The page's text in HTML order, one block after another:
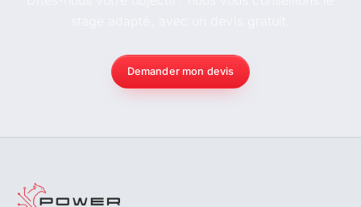
Demander mon devis